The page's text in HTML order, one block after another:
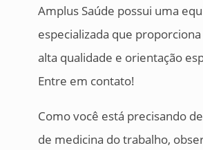
Amplus Saúde possui uma
especializada que
alta qualidade e orientação
Entre em contato!
Como você está precisando
de medicina do trabalho,